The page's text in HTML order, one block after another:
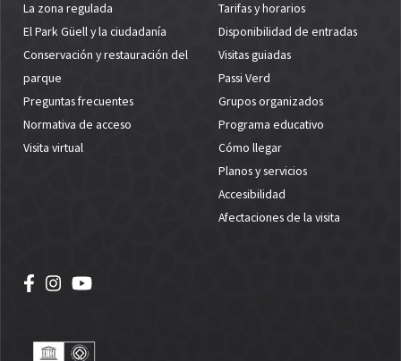
La zona regulada
El Park Güell y la ciudadanía
Conservación y restauración del
parque
Preguntas frecuentes
Normativa de acceso
Visita virtual
Tarifas y horarios
Disponibilidad de entradas
Visitas guiadas
Passi Verd
Grupos organizados
Programa educativo
Cómo llegar
Planos y servicios
Accesibilidad
Afectaciones de la visita